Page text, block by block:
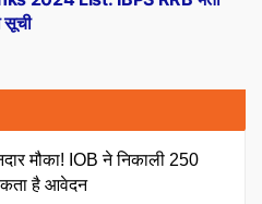
सूची
मौका! IOB ने निकाली 250
है आवेदन